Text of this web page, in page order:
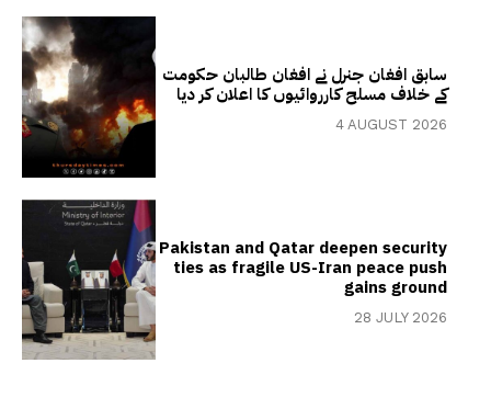
سابق افغان جنرل نے افغان طالبان حکومت
کے خلاف مسلح کارروائیوں کا اعلان کر دیا
4 AUGUST 2026
Pakistan and Qatar deepen security
ties as fragile US-Iran peace push
gains ground
28 JULY 2026